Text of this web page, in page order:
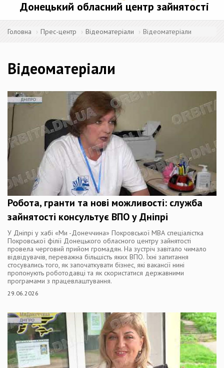
Донецький обласний центр зайнятості
Головна Прес-центр Відеоматеріали Відеоматеріали
Відеоматеріали
Робота, гранти та нові можливості: служба
зайнятості консультує ВПО у Дніпрі
У Дніпрі у хабі «Ми -Донеччина» Покровської МВА спеціалістка
Покровської філії Донецького обласного центру зайнятості
провела черговий прийом громадян. На зустріч завітало чимало
відвідувачів, переважна більшість яких ВПО. Їхні запитання
стосувались того, як започаткувати бізнес, які вакансії нині
пропонують роботодавці та як скористатися державними
програмами з працевлаштування.
29.06.2026